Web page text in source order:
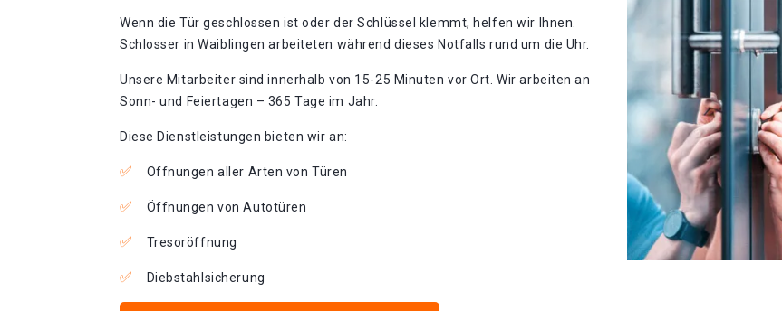
Wenn die Tür geschlossen ist oder der Schlüssel klemmt, helfen wir Ihnen.
Schlosser in Waiblingen arbeiteten während dieses Notfalls rund um die Uhr.
Unsere Mitarbeiter sind innerhalb von 15-25 Minuten vor Ort. Wir arbeiten an
Sonn- und Feiertagen – 365 Tage im Jahr.
Diese Dienstleistungen bieten wir an:
Öffnungen aller Arten von Türen
Öffnungen von Autotüren
Tresoröffnung
Diebstahlsicherung